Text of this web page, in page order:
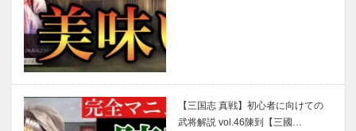
【三国志 真戦】初心者に向けての
武将解説 vol.46陳到【三國…